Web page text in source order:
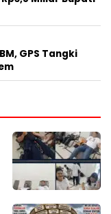
GPS Tangki